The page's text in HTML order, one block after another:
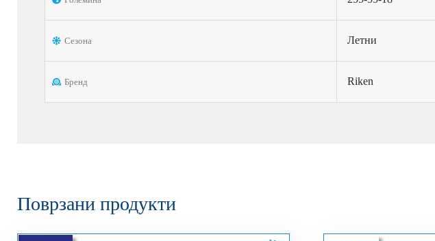
Сезона Летни
Бренд Riken
Поврзани продукти